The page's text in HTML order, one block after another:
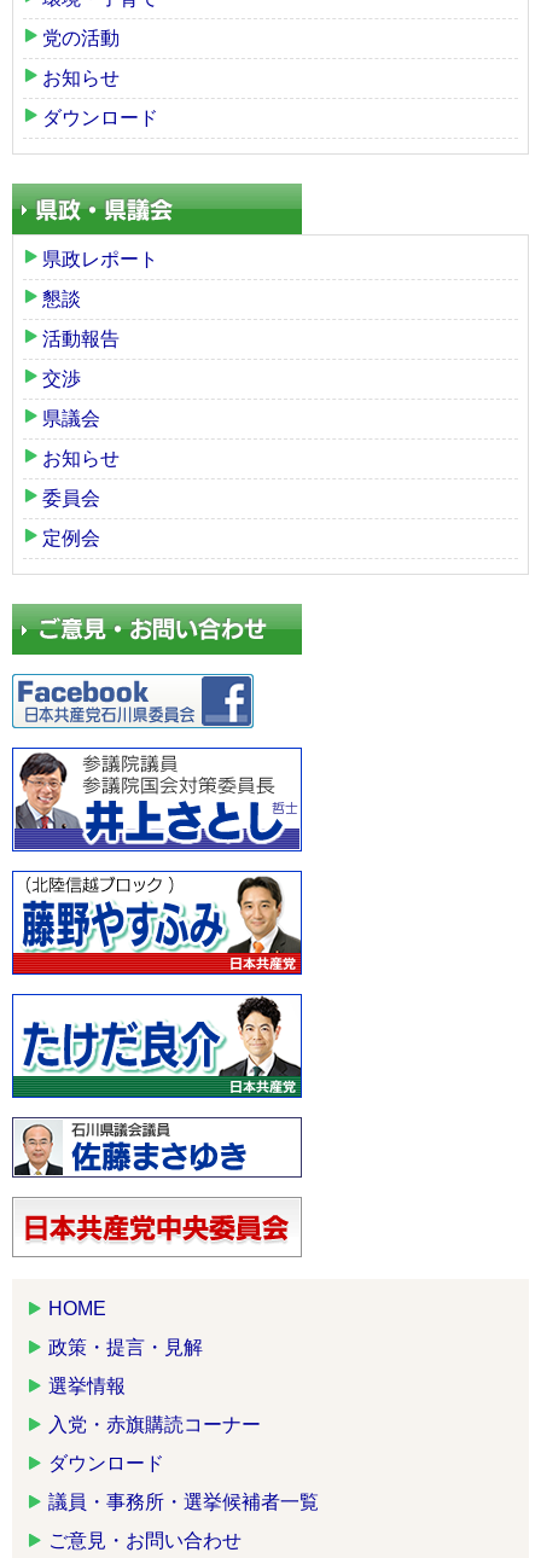
党の活動
お知らせ
ダウンロード
県政レポート
懇談
活動報告
交渉
県議会
お知らせ
委員会
定例会
HOME
政策・提言・見解
選挙情報
入党・赤旗購読コーナー
ダウンロード
議員・事務所・選挙候補者一覧
ご意見・お問い合わせ